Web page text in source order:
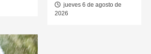
jueves 6 de agosto de
2026